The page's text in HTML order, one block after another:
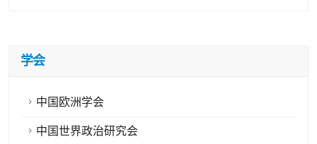
学会
中国欧洲学会
中国世界政治研究会